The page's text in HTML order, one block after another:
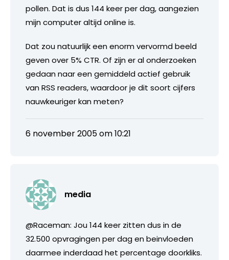
pollen. Dat is dus 144 keer per dag, aangezien
mijn computer altijd online is.
Dat zou natuurlijk een enorm vervormd beeld
geven over 5% CTR. Of zijn er al onderzoeken
gedaan naar een gemiddeld actief gebruik
van RSS readers, waardoor je dit soort cijfers
nauwkeuriger kan meten?
6 november 2005 om 10:21
media
@Raceman: Jou 144 keer zitten dus in de
32.500 opvragingen per dag en beinvloeden
daarmee inderdaad het percentage doorkliks.